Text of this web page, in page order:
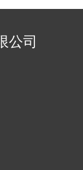
公司